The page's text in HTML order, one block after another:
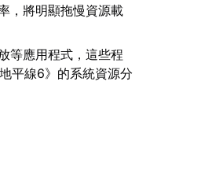
，將明顯拖慢資源載
等應用程式，這些程
平線6》的系統資源分